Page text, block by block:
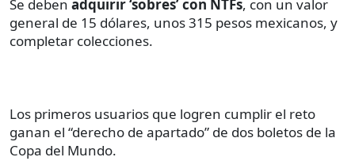
Se deben adquirir ‘sobres’ con NTFs, con un valor
general de 15 dólares, unos 315 pesos mexicanos, y
completar colecciones.
Los primeros usuarios que logren cumplir el reto
ganan el “derecho de apartado” de dos boletos de la
Copa del Mundo.